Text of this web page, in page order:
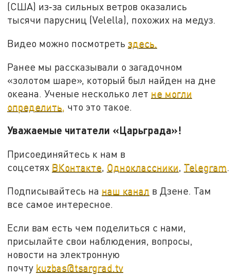
(США) из‑за сильных ветров оказались
тысячи парусниц (Velella), похожих на медуз.
Видео можно посмотретьздесь.
Ранее мы рассказывали о загадочном
«золотом шаре», который был найден на дне
океана. Ученые несколько лет не могли
определить, что это такое.
Уважаемые читатели «Царьграда»!
Присоединяйтесь к нам в
соцсетях ВКонтакте, Одноклассники, Telegram.
Подписывайтесь на наш канал в Дзене. Там
все самое интересное.
Если вам есть чем поделиться с нами,
присылайте свои наблюдения, вопросы,
новости на электронную
почту kuzbas@tsargrad.tv